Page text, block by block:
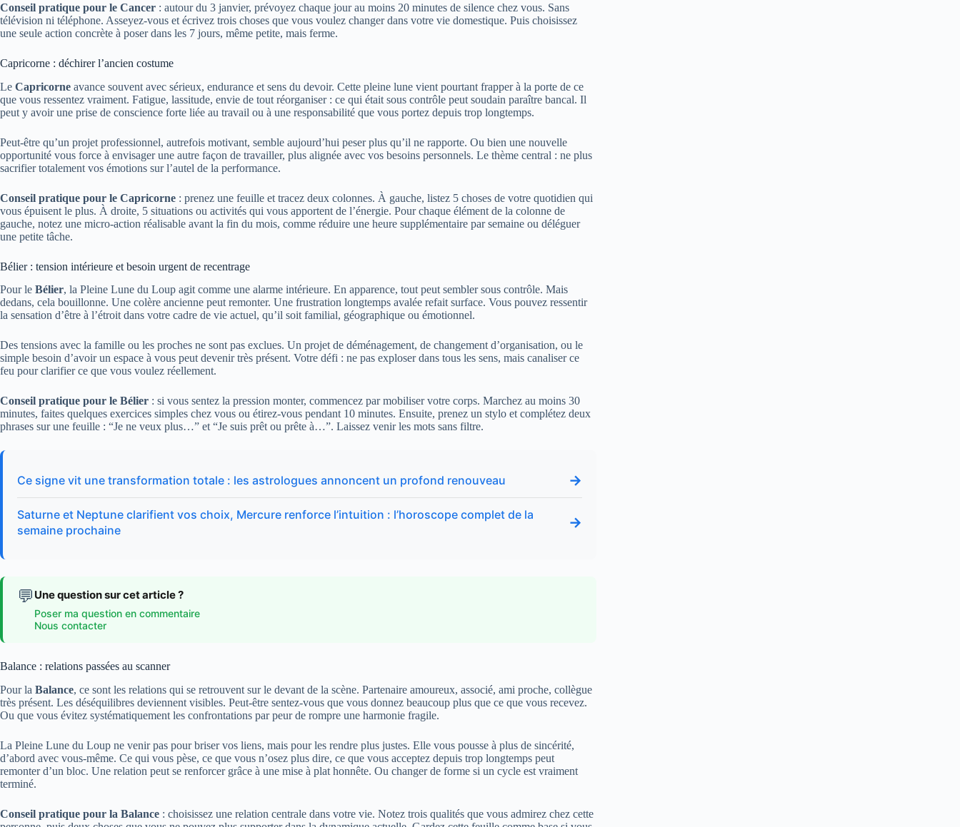
Conseil pratique pour le Cancer : autour du 3 janvier, prévoyez chaque jour au moins 20 minutes de silence chez vous. Sans
télévision ni téléphone. Asseyez-vous et écrivez trois choses que vous voulez changer dans votre vie domestique. Puis choisissez
une seule action concrète à poser dans les 7 jours, même petite, mais ferme.
Capricorne : déchirer l’ancien costume
Le Capricorne avance souvent avec sérieux, endurance et sens du devoir. Cette pleine lune vient pourtant frapper à la porte de ce
que vous ressentez vraiment. Fatigue, lassitude, envie de tout réorganiser : ce qui était sous contrôle peut soudain paraître bancal. Il
peut y avoir une prise de conscience forte liée au travail ou à une responsabilité que vous portez depuis trop longtemps.
Peut-être qu’un projet professionnel, autrefois motivant, semble aujourd’hui peser plus qu’il ne rapporte. Ou bien une nouvelle
opportunité vous force à envisager une autre façon de travailler, plus alignée avec vos besoins personnels. Le thème central : ne plus
sacrifier totalement vos émotions sur l’autel de la performance.
Conseil pratique pour le Capricorne : prenez une feuille et tracez deux colonnes. À gauche, listez 5 choses de votre quotidien qui
vous épuisent le plus. À droite, 5 situations ou activités qui vous apportent de l’énergie. Pour chaque élément de la colonne de
gauche, notez une micro-action réalisable avant la fin du mois, comme réduire une heure supplémentaire par semaine ou déléguer
une petite tâche.
Bélier : tension intérieure et besoin urgent de recentrage
Pour le Bélier, la Pleine Lune du Loup agit comme une alarme intérieure. En apparence, tout peut sembler sous contrôle. Mais
dedans, cela bouillonne. Une colère ancienne peut remonter. Une frustration longtemps avalée refait surface. Vous pouvez ressentir
la sensation d’être à l’étroit dans votre cadre de vie actuel, qu’il soit familial, géographique ou émotionnel.
Des tensions avec la famille ou les proches ne sont pas exclues. Un projet de déménagement, de changement d’organisation, ou le
simple besoin d’avoir un espace à vous peut devenir très présent. Votre défi : ne pas exploser dans tous les sens, mais canaliser ce
feu pour clarifier ce que vous voulez réellement.
Conseil pratique pour le Bélier : si vous sentez la pression monter, commencez par mobiliser votre corps. Marchez au moins 30
minutes, faites quelques exercices simples chez vous ou étirez-vous pendant 10 minutes. Ensuite, prenez un stylo et complétez deux
phrases sur une feuille : “Je ne veux plus…” et “Je suis prêt ou prête à…”. Laissez venir les mots sans filtre.
Ce signe vit une transformation totale : les astrologues annoncent un profond renouveau →
Saturne et Neptune clarifient vos choix, Mercure renforce l’intuition : l’horoscope complet de la
semaine prochaine
→
💬 Une question sur cet article ?
Poser ma question en commentaire
Nous contacter
Balance : relations passées au scanner
Pour la Balance, ce sont les relations qui se retrouvent sur le devant de la scène. Partenaire amoureux, associé, ami proche, collègue
très présent. Les déséquilibres deviennent visibles. Peut-être sentez-vous que vous donnez beaucoup plus que ce que vous recevez.
Ou que vous évitez systématiquement les confrontations par peur de rompre une harmonie fragile.
La Pleine Lune du Loup ne venir pas pour briser vos liens, mais pour les rendre plus justes. Elle vous pousse à plus de sincérité,
d’abord avec vous-même. Ce qui vous pèse, ce que vous n’osez plus dire, ce que vous acceptez depuis trop longtemps peut
remonter d’un bloc. Une relation peut se renforcer grâce à une mise à plat honnête. Ou changer de forme si un cycle est vraiment
terminé.
Conseil pratique pour la Balance : choisissez une relation centrale dans votre vie. Notez trois qualités que vous admirez chez cette